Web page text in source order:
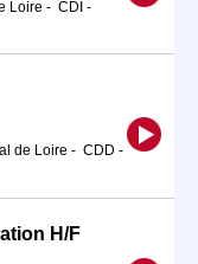
Loire - CDI -
de Loire - CDD -
H/F